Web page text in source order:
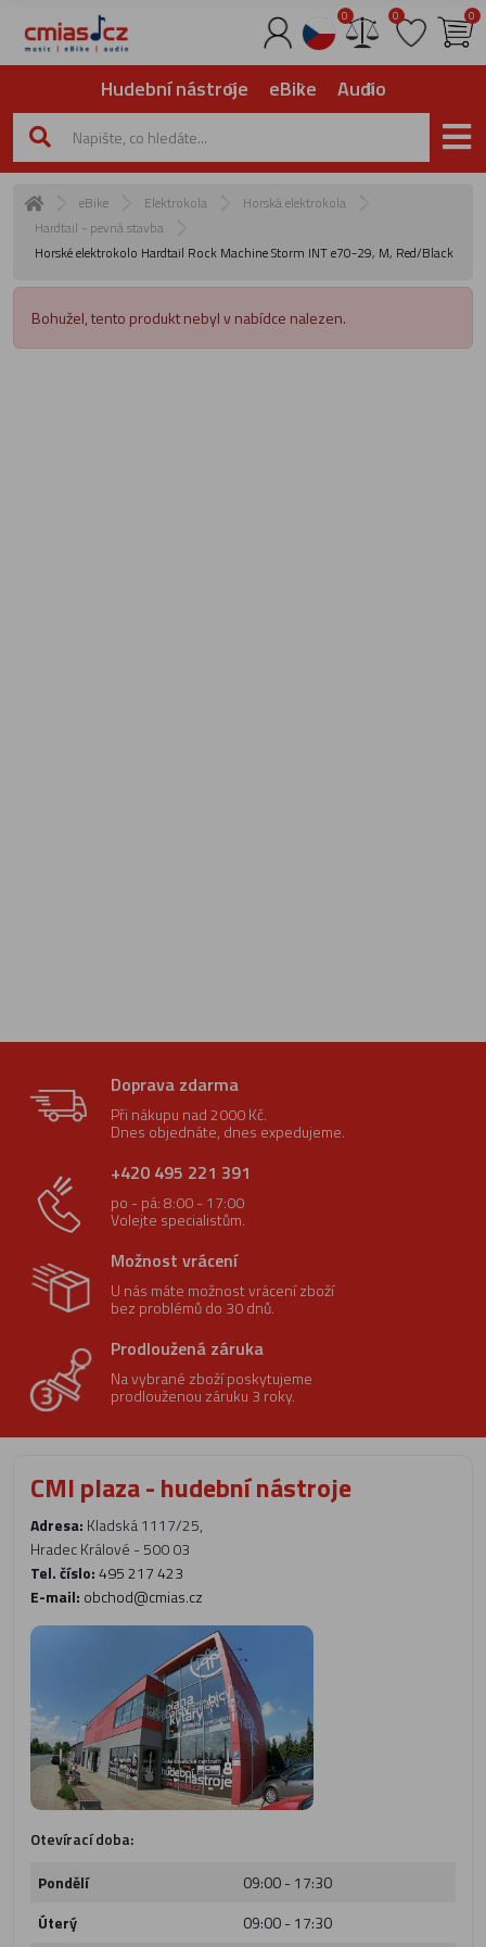
0 0 0
Hudební nástroje eBike Audio
eBike Elektrokola
Horská elektrokola
Hardtail - pevná stavba
Horské elektrokolo Hardtail Rock Machine Storm INT e70-29, M, Red/Black
Bohužel, tento produkt nebyl v nabídce nalezen.
Doprava zdarma
Při nákupu nad 2000 Kč.
Dnes objednáte, dnes expedujeme.
+420 495 221 391
po - pá: 8:00 - 17:00
Volejte specialistům.
Možnost vrácení
U nás máte možnost vrácení zboží
bez problémů do 30 dnů.
Prodloužená záruka
Na vybrané zboží poskytujeme
prodlouženou záruku 3 roky.
CMI plaza - hudební nástroje
Adresa: Kladská 1117/25,
Hradec Králové - 500 03
Tel. číslo:495 217 423
E-mail: obchod@cmias.cz
Otevírací doba:
Pondělí
09:00 - 17:30
Úterý
09:00 - 17:30